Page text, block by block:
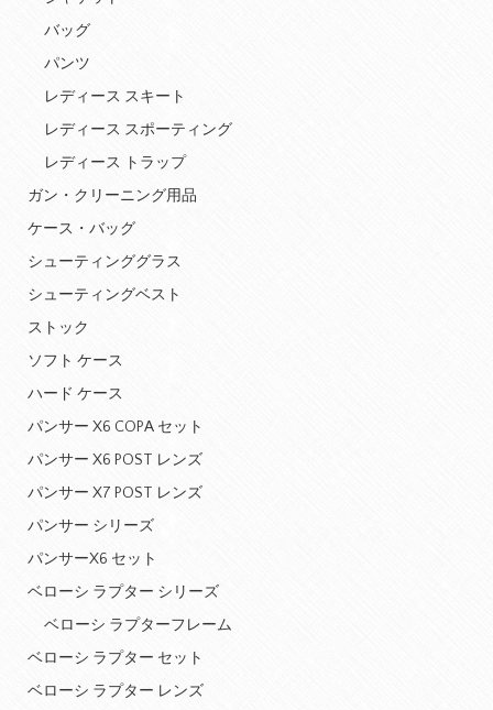
バッグ
パンツ
レディース スキート
レディース スポーティング
レディース トラップ
ガン・クリーニング用品
ケース・バッグ
シューティンググラス
シューティングベスト
ストック
ソフト ケース
ハード ケース
パンサー X6 COPA セット
パンサー X6 POST レンズ
パンサー X7 POST レンズ
パンサー シリーズ
パンサーX6 セット
ベローシ ラプター シリーズ
ベローシ ラプターフレーム
ベローシ ラプター セット
ベローシ ラプター レンズ